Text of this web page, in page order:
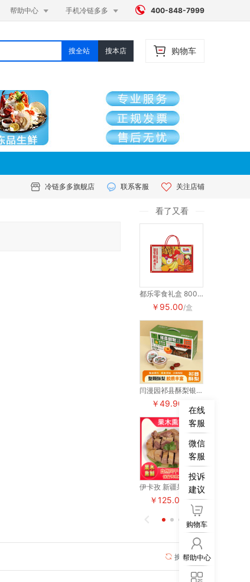
帮助中心  手机冷链多多   400-848-7999
搜全站 搜本店 购物车
冷链多多旗舰店 联系客服 关注店铺
看了又看
都乐零食礼盒 800ml+1206g
￥95.00/盒
闫漫园祁县酥梨银耳炖梨碗 260g*6碗/箱
￥49.90
伊卡孜 新疆果木熏鹅
￥125.00 /袋

换一换
在线
客服
微信
客服
投诉
建议
购物车
帮助中心